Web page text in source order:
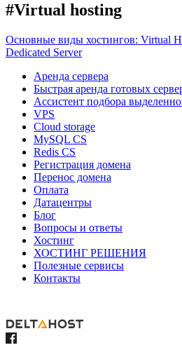
#Virtual hosting
Основные виды хостингов: Virtual
Dedicated Server
Аренда сервера
Быстрая аренда готовых
Ассистент подбора
VPS
Cloud storage
MySQL CS
Redis CS
Регистрация домена
Перенос домена
Оплата
Датацентры
Блог
Вопросы и ответы
Хостинг
ХОСТИНГ РЕШЕНИЯ
Полезные сервисы
Контакты